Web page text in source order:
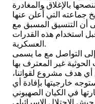
جماعته التي أُعلن عنها
أن التنسيق المسبق مع
استخدام هذه القدرات
العسكرية.
إلى التواصل مع ما يسمى
غير المعترف بها
أي هدف مشروع لقواتنا،
خارجيتها بإفادة أي
الاحتلال الإسرائيلي